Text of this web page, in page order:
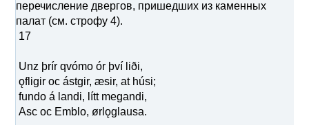
перечисление двергов, пришедших из каменных
палат (см. строфу 4).
17
Unz þrír qvómo ór því liði,
ǫfligir oc ástgir, æsir, at húsi;
fundo á landi, lítt megandi,
Asc oc Emblo, ørlǫglausa.